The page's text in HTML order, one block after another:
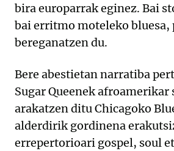
bira europarrak eginez. Bai
bai erritmo moteleko bluesa,
bereganatzen du.
Bere abestietan narratiba
Sugar Queenek afroamerikar
arakatzen ditu Chicagoko
alderdirik gordinena
errepertorioari gospel, soul